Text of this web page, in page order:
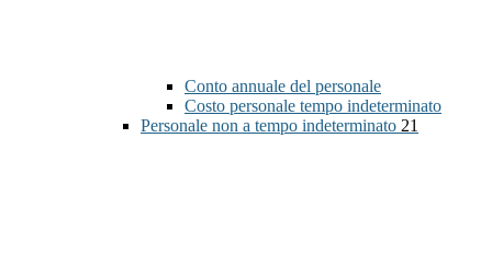
Conto annuale del personale
Costo personale tempo indeterminato
Personale non a tempo indeterminato 21